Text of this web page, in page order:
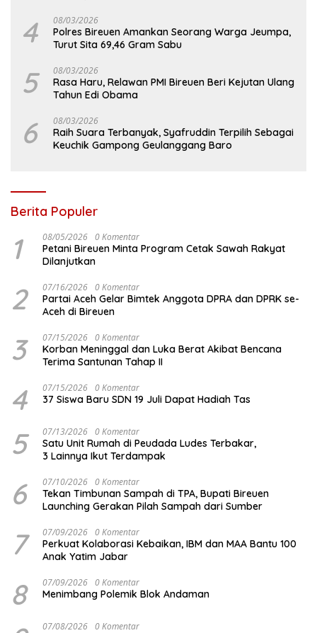
4 08/03/2026
Polres Bireuen Amankan Seorang Warga Jeumpa,
Turut Sita 69,46 Gram Sabu
5 08/03/2026
Rasa Haru, Relawan PMI Bireuen Beri Kejutan Ulang
Tahun Edi Obama
6 08/03/2026
Raih Suara Terbanyak, Syafruddin Terpilih Sebagai
Keuchik Gampong Geulanggang Baro
Berita Populer
1 08/05/2026 0 Komentar
Petani Bireuen Minta Program Cetak Sawah Rakyat
Dilanjutkan
2 07/16/2026 0 Komentar
Partai Aceh Gelar Bimtek Anggota DPRA dan DPRK se-
Aceh di Bireuen
3 07/15/2026 0 Komentar
Korban Meninggal dan Luka Berat Akibat Bencana
Terima Santunan Tahap II
4 07/15/2026 0 Komentar
37 Siswa Baru SDN 19 Juli Dapat Hadiah Tas
5 07/13/2026 0 Komentar
Satu Unit Rumah di Peudada Ludes Terbakar,
3 Lainnya Ikut Terdampak
6 07/10/2026 0 Komentar
Tekan Timbunan Sampah di TPA, Bupati Bireuen
Launching Gerakan Pilah Sampah dari Sumber
7 07/09/2026 0 Komentar
Perkuat Kolaborasi Kebaikan, IBM dan MAA Bantu 100
Anak Yatim Jabar
8 07/09/2026 0 Komentar
Menimbang Polemik Blok Andaman
07/08/2026 0 Komentar